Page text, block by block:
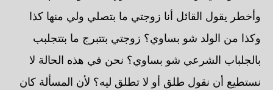
وأخطر يقول القائل أنا زوجتي ما بتصلي ولي منها كذا
وكذا من الولد شو بساوي؟ زوجتي بتتبرج ما بتتجلبب
بالجلباب الشرعي شو بساوي؟ نحن في هذه الحالة لا
نستطيع أن نقول طلق أو لا تطلق ليه؟ لأن المسألة كان